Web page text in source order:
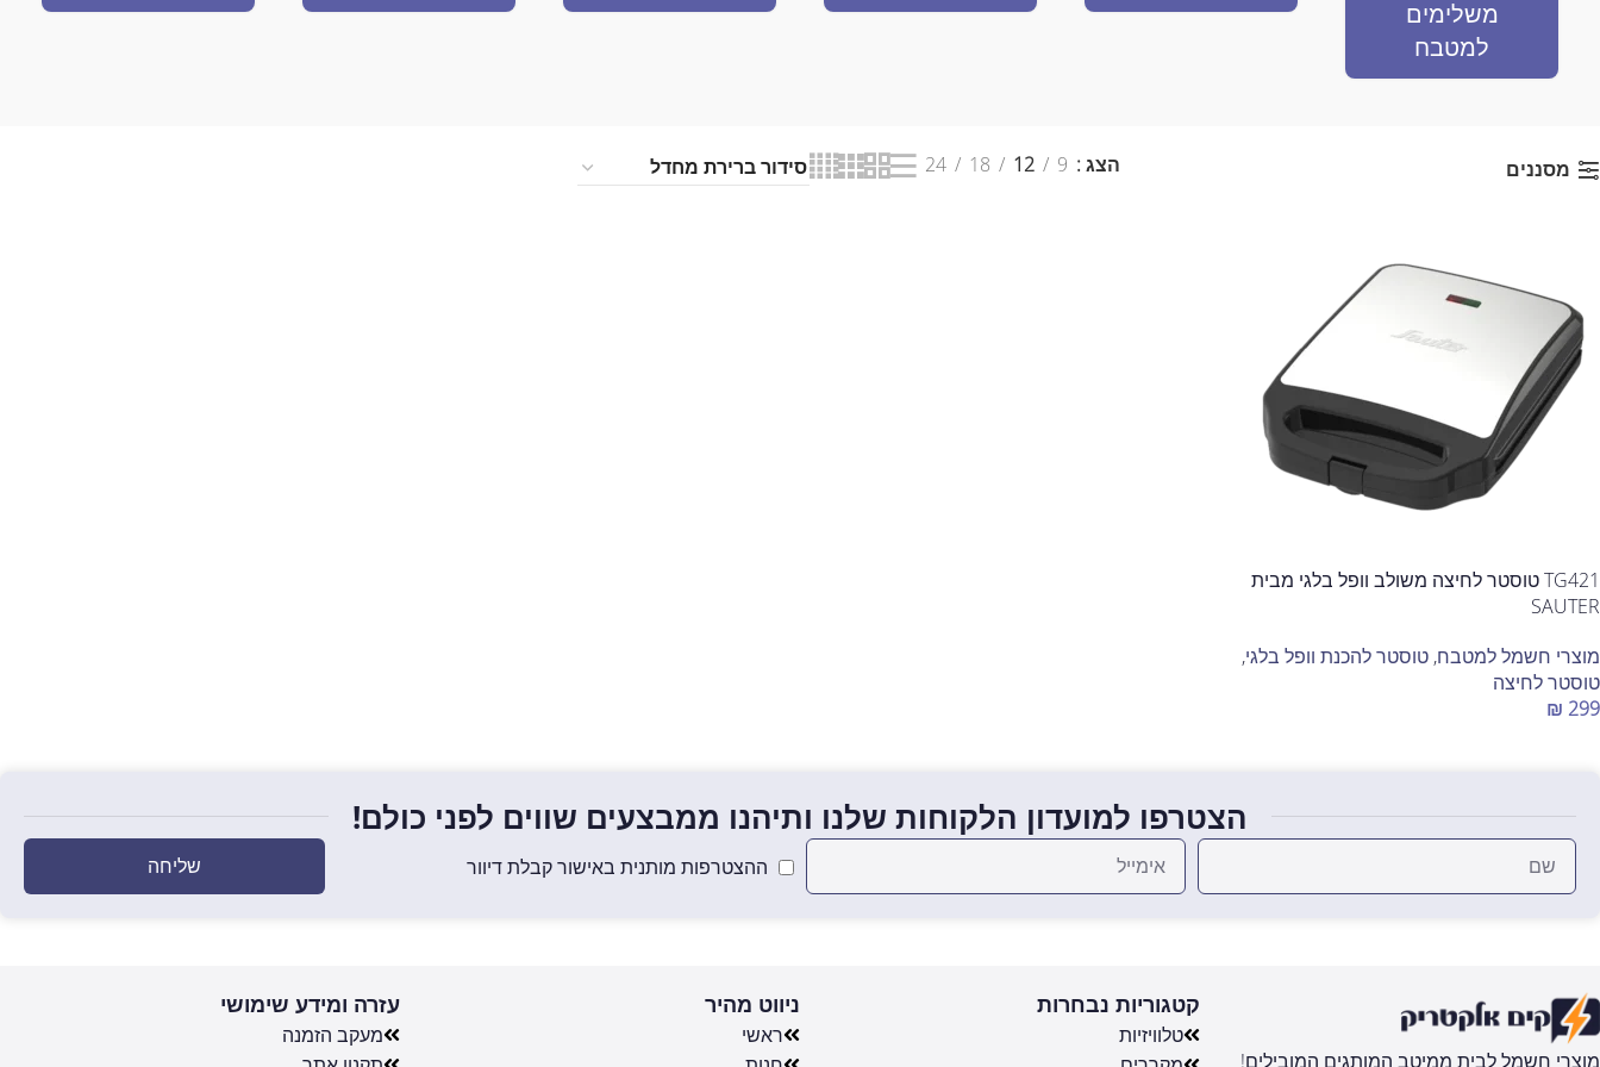
משלימים
למטבח
מסננים הצג 9
12
18
24
TG421 טוסטר לחיצה משולב וופל בלגי מבית
SAUTER
מוצרי חשמל למטבח, טוסטר להכנת וופל בלגי,
טוסטר לחיצה
₪ 299
הצטרפו למועדון הלקוחות שלנו ותיהנו ממבצעים שווים לפני כולם!
ההצטרפות מותנית באישור קבלת דיוור שליחה
מוצרי חשמל לבית ממיטב המותגים המובילים!
קטגוריות נבחרות
טלוויזיות
ניווט מהיר
ראשי
עזרה ומידע שימושי
מעקב הזמנה